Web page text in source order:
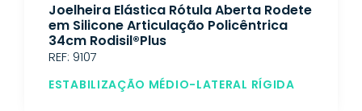
Joelheira Elástica Rótula Aberta Rodete
em Silicone Articulação Policêntrica
34cm Rodisil®Plus
REF: 9107
ESTABILIZAÇÃO MÉDIO-LATERAL RÍGIDA